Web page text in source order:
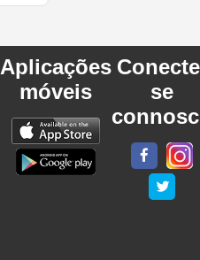
Aplicações
móveis
se